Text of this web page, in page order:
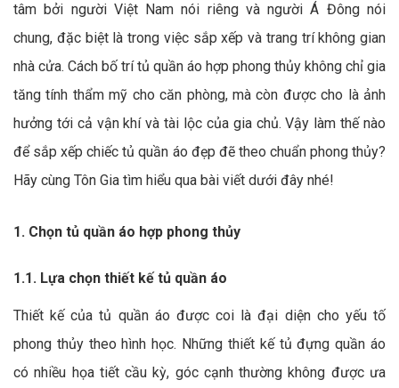
tâm bởi người Việt Nam nói riêng và người Á Đông nói
chung, đặc biệt là trong việc sắp xếp và trang trí không gian
nhà cửa. Cách bố trí tủ quần áo hợp phong thủy không chỉ gia
tăng tính thẩm mỹ cho căn phòng, mà còn được cho là ảnh
hưởng tới cả vận khí và tài lộc của gia chủ. Vậy làm thế nào
để sắp xếp chiếc tủ quần áo đẹp đẽ theo chuẩn phong thủy?
Hãy cùng Tôn Gia tìm hiểu qua bài viết dưới đây nhé!
1. Chọn tủ quần áo hợp phong thủy
1.1. Lựa chọn thiết kế tủ quần áo
Thiết kế của tủ quần áo được coi là đại diện cho yếu tố
phong thủy theo hình học. Những thiết kế tủ đựng quần áo
có nhiều họa tiết cầu kỳ, góc cạnh thường không được ưa